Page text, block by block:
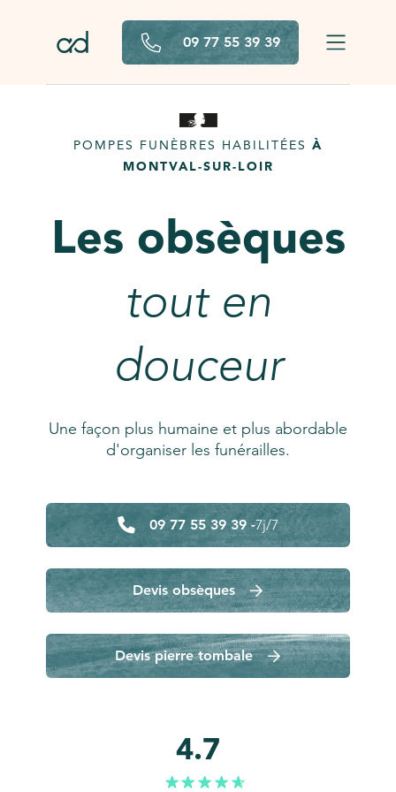
09 77 55 39 39
POMPES FUNÈBRES HABILITÉES À
MONTVAL-SUR-LOIR
Les obsèques
tout en
douceur
Une façon plus humaine et plus abordable
d'organiser les funérailles.
09 77 55 39 39 -7j/7
Devis obsèques
Devis pierre tombale
4.7